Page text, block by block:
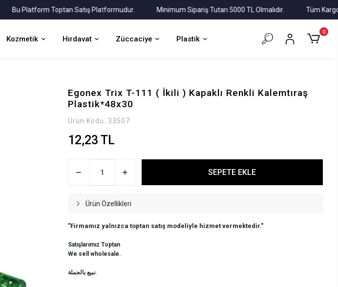
Bu Platform Toptan Satış Platformudur. Minimum Sipariş Tutarı 5000 TL Olmalıdır. Tüm Kargolar
Kozmetik Hırdavat Züccaciye Plastik
0
Egonex Trix T-111 ( İkili ) Kapaklı Renkli Kalemtıraş
Plastik*48x30
Ürün Kodu: 33507
12,23 TL
SEPETE EKLE
Ürün Özellikleri
"Firmamız yalnızca toptan satış modeliyle hizmet vermektedir."
Satışlarımız Toptan
We sell wholesale.
نبيع بالجملة.